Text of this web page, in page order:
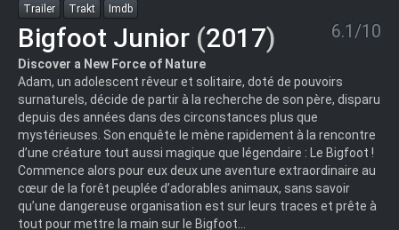
Trailer Trakt Imdb
Bigfoot Junior (2017) 6.1/10
Discover a New Force of Nature
Adam, un adolescent rêveur et solitaire, doté de pouvoirs
surnaturels, décide de partir à la recherche de son père, disparu
depuis des années dans des circonstances plus que
mystérieuses. Son enquête le mène rapidement à la rencontre
d’une créature tout aussi magique que légendaire : Le Bigfoot !
Commence alors pour eux deux une aventure extraordinaire au
cœur de la forêt peuplée d’adorables animaux, sans savoir
qu’une dangereuse organisation est sur leurs traces et prête à
tout pour mettre la main sur le Bigfoot…